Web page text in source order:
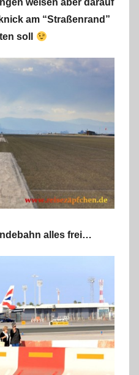
weisen aber darauf
am “Straßenrand”
soll
alles frei…